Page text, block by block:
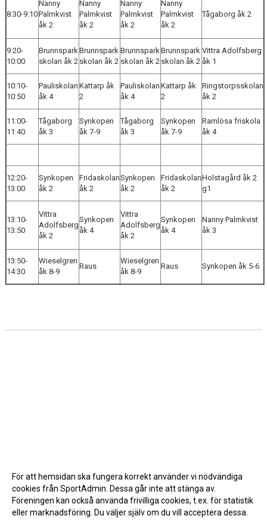
PERIOD 5 FB
PERIOD 6 FB
PERIOD 7 FB
KONTAKT
NYHETER
8:30-9:10
Nanny
Palmkvist
åk 2
Nanny
Palmkvist
åk 2
Nanny
Palmkvist
åk 2
Nanny
Palmkvist
åk 2
Tågaborg åk 2
9:20-
10:00
Brunnspark
skolan åk 2
Brunnspark
skolan åk 2
Brunnspark
skolan åk 2
Brunnspark
skolan åk 2
Vittra Adolfsberg
åk 1
10:10-
10:50
Pauliskolan
åk 4
Kattarp åk
2
Pauliskolan
åk 4
Kattarp åk
2
Ringstorpsskolan
åk 2
11:00-
11:40
Tågaborg
åk 3
Synkopen
åk 7-9
Tågaborg
åk 3
Synkopen
åk 7-9
Ramlösa friskola
åk 4
12:20-
13:00
Synkopen
åk 2
Fridaskolan
åk 2
Synkopen
åk 2
Fridaskolan
åk 2
Holstagård åk 2
g1
13:10-
13:50
Vittra
Adolfsberg
åk 2
Synkopen
åk 4
Vittra
Adolfsberg
åk 2
Synkopen
åk 4
Nanny Palmkvist
åk 3
13:50-
14:30
Wieselgren
åk 8-9
Raus
Wieselgren
åk 8-9
Raus Synkopen åk 5-6
För att hemsidan ska fungera korrekt använder vi nödvändiga
cookies från SportAdmin. Dessa går inte att stänga av.
Föreningen kan också använda frivilliga cookies, t.ex. för statistik
eller marknadsföring. Du väljer själv om du vill acceptera dessa.